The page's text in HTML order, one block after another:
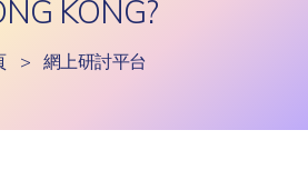
KONG?
> 網上研討平台